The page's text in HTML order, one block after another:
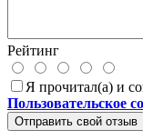
Рейтинг
Я прочитал(а) и
Пользовательское
Отправить свой отзыв